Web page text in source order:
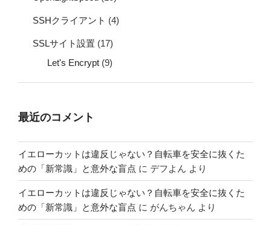
SSHクライアント (4)
SSLサイト設置 (17)
Let's Encrypt (9)
最近のコメント
イエローカットは違反じゃない？自転車を安全に抜くた
めの「新常識」と意外な盲点 に デフよん より
イエローカットは違反じゃない？自転車を安全に抜くた
めの「新常識」と意外な盲点 に がんちゃん より